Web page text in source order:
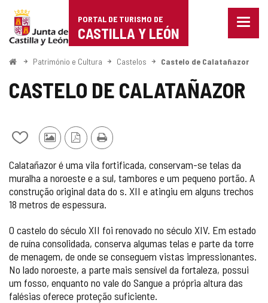
Portal
de
Turismo
de
Castilla
León
PORTAL DE TURISMO DE
CASTILLA Y LEÓN
Menu
ComeçoPatrimónio e Cultura Castelos Castelo de Calatañazor
CASTELO DE CALATAÑAZOR
Adicionar
remover
de
meus
cadernos
Fotos
outros
turistas
VersãoImprimir
Calatañazor é uma vila fortificada, conservam-se telas da
muralha a noroeste e a sul, tambores e um pequeno portão. A
construção original data do s. XII e atingiu em alguns trechos
18 metros de espessura.
O castelo do século XII foi renovado no século XIV. Em estado
de ruína consolidada, conserva algumas telas e parte da torre
de menagem, de onde se conseguem vistas impressionantes.
No lado noroeste, a parte mais sensível da fortaleza, possui
um fosso, enquanto no vale do Sangue a própria altura das
falésias oferece proteção suficiente.